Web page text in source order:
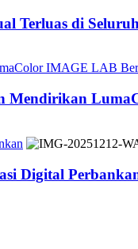
Terluas di
IMAGE LAB
Mendirikan
Digital